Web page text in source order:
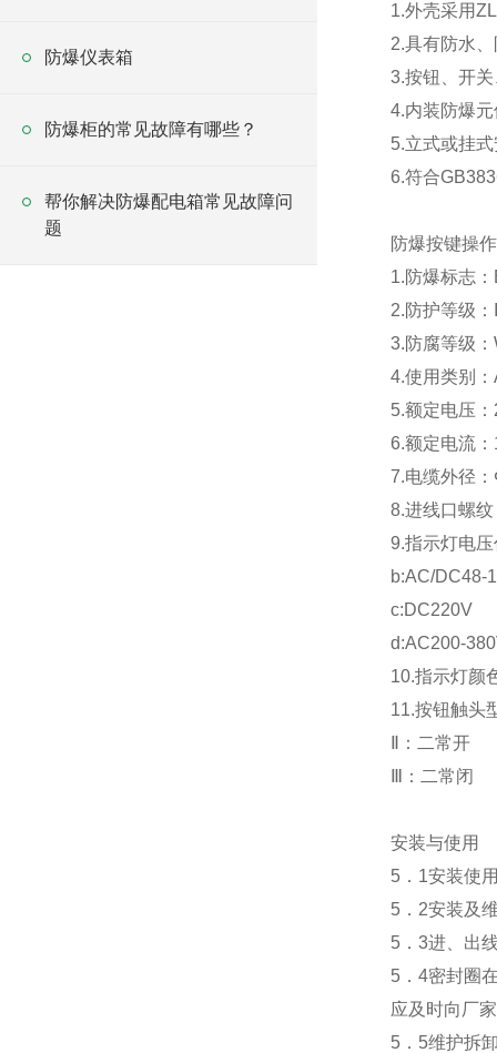
防爆仪表箱
防爆柜的常见故障有哪些？
帮你解决防爆配电箱常见故障问
题
1.外壳采用
2.具有防水
3.按钮、开
4.内装防爆
5.立式或挂
6.符合
防爆按键操
1.防爆标志
2.防护等级
3.防腐等级
4.使用类别
5.额定电压
6.额定电流
7.电缆外径
8.进线口螺
9.指示灯电
b:AC/DC48-
c:DC220V
d:AC200-
10.指示灯颜
11.按钮触头
Ⅱ：二常开
Ⅲ：二常闭
安装与使用
5．1安装使
5．2安装及
5．3进、出
5．4密封圈
应及时向厂
5．5维护拆